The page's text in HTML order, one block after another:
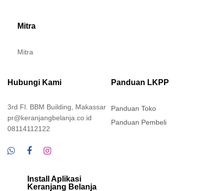
Mitra
Mitra
Hubungi Kami
3rd Fl. BBM Building, Makassar
pr@keranjangbelanja.co.id
08114112122
Panduan LKPP
Panduan Toko
Panduan Pembeli
Install Aplikasi
Keranjang Belanja